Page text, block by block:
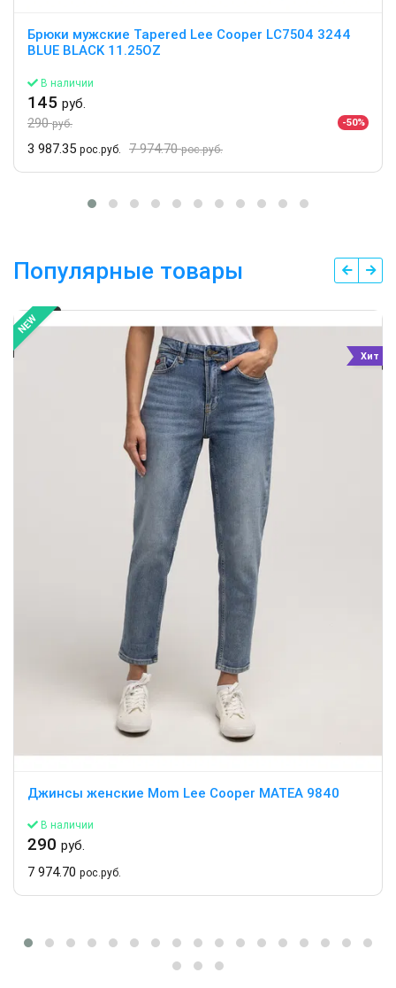
Брюки мужские Tapered Lee Cooper LC7504 3244
BLUE BLACK 11.25OZ
В наличии
145 руб.
290руб. -50%
3 987.35 рос.руб. 7 974.70рос.руб.
Популярные товары
NEW
Хит
Джинсы женские Mom Lee Cooper MATEA 9840
В наличии
290 руб.
7 974.70 рос.руб.